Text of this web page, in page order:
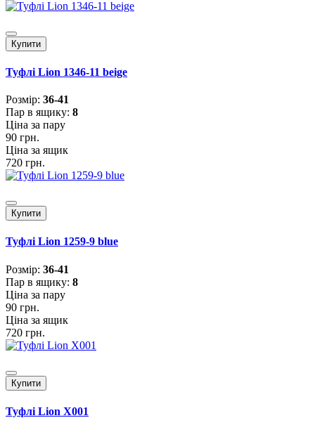
Купити
Туфлі Lion 1346-11 beige
Розмiр: 36-41
Пар в ящику: 8
Ціна за пару
90 грн.
Ціна за ящик
720 грн.
Купити
Туфлі Lion 1259-9 blue
Розмiр: 36-41
Пар в ящику: 8
Ціна за пару
90 грн.
Ціна за ящик
720 грн.
Купити
Туфлі Lion X001